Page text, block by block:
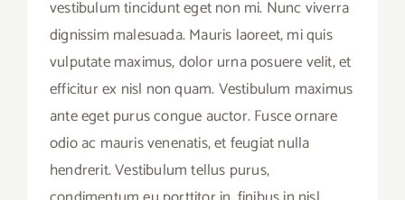
vestibulum tincidunt eget non mi. Nunc viverra
dignissim malesuada. Mauris laoreet, mi quis
vulputate maximus, dolor urna posuere velit, et
efficitur ex nisl non quam. Vestibulum maximus
ante eget purus congue auctor. Fusce ornare
odio ac mauris venenatis, et feugiat nulla
hendrerit. Vestibulum tellus purus,